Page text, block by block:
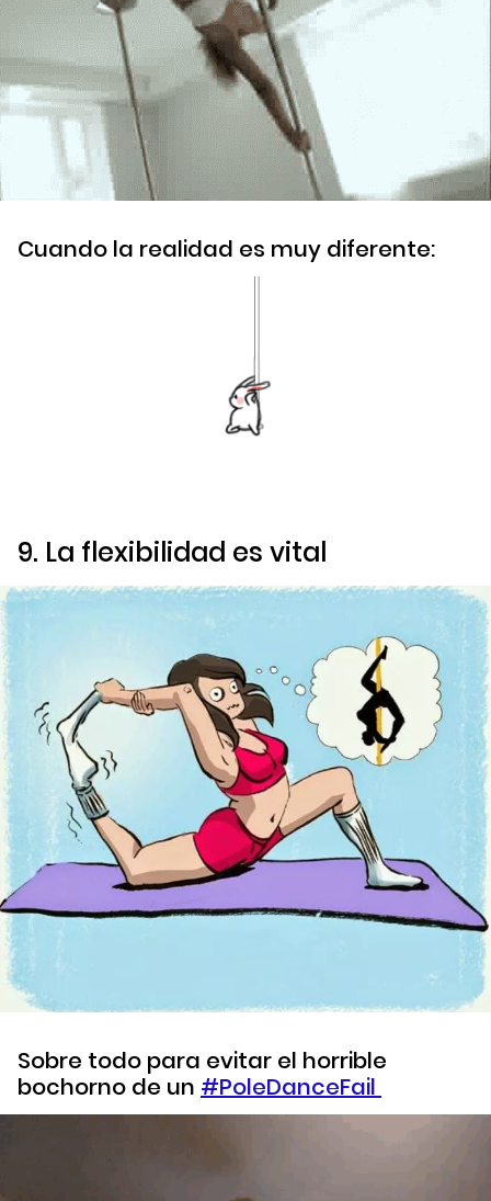
Cuando la realidad es muy diferente:
9. La flexibilidad es vital
Sobre todo para evitar el horrible
bochorno de un #PoleDanceFail